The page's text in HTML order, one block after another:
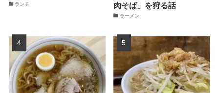
ランチ
肉そば」を狩る話
ラーメン